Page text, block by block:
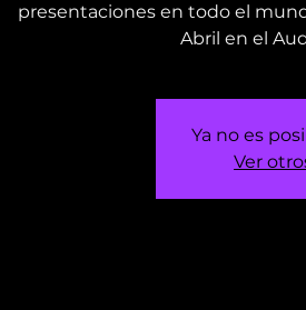
presentaciones en todo el
Abril en el
Ya no es
Ver